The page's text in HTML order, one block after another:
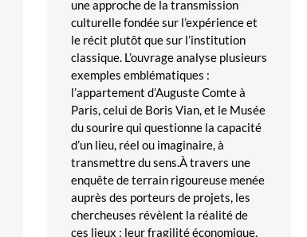
une approche de la transmission
culturelle fondée sur l’expérience et
le récit plutôt que sur l’institution
classique. L’ouvrage analyse plusieurs
exemples emblématiques :
l’appartement d’Auguste Comte à
Paris, celui de Boris Vian, et le Musée
du sourire qui questionne la capacité
d’un lieu, réel ou imaginaire, à
transmettre du sens.À travers une
enquête de terrain rigoureuse menée
auprès des porteurs de projets, les
chercheuses révèlent la réalité de
ces lieux : leur fragilité économique,